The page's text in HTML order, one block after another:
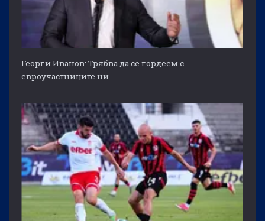
Георги Иванов: Трябва да се гордеем с
евроучастниците ни